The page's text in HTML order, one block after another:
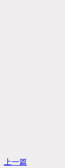
上一篇